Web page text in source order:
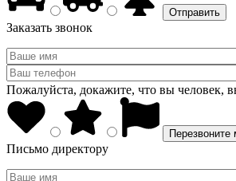
Заказать звонок
Пожалуйста, докажите, что вы человек,
Письмо директору